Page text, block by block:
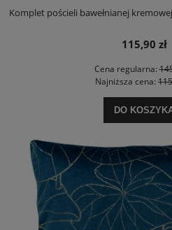
Komplet pościeli bawełnianej
115,90 zł
Cena regularna:
Najniższa cena:
DO